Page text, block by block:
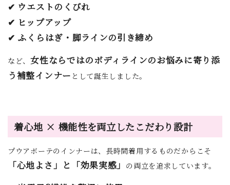
✔ ウエストのくびれ
✔ ヒップアップ
✔ ふくらはぎ・脚ラインの引き締め
など、女性ならではのボディラインのお悩みに寄り添
う補整インナー として誕生しました。
着心地 × 機能性を両立したこだわり設計
プウアボーテのインナーは、長時間着用するものだからこそ
「心地よさ」と「効果実感」 の両立を追求しています。